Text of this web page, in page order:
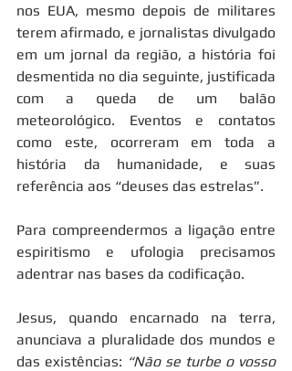
nos EUA, mesmo depois de militares
terem afirmado, e jornalistas divulgado
em um jornal da região, a história foi
desmentida no dia seguinte, justificada
com a queda de um balão
meteorológico. Eventos e contatos
como este, ocorreram em toda a
história da humanidade, e suas
referência aos “deuses das estrelas”.
Para compreendermos a ligação entre
espiritismo e ufologia precisamos
adentrar nas bases da codificação.
Jesus, quando encarnado na terra,
anunciava a pluralidade dos mundos e
das existências: “Não se turbe o vosso